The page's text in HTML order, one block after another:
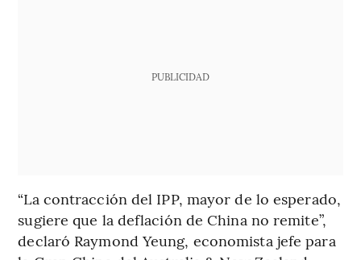
PUBLICIDAD
“La contracción del IPP, mayor de lo esperado,
sugiere que la deflación de China no remite”,
declaró Raymond Yeung, economista jefe para